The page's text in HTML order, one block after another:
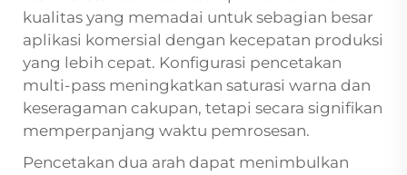
kualitas yang memadai untuk sebagian besar
aplikasi komersial dengan kecepatan produksi
yang lebih cepat. Konfigurasi pencetakan
multi-pass meningkatkan saturasi warna dan
keseragaman cakupan, tetapi secara signifikan
memperpanjang waktu pemrosesan.
Pencetakan dua arah dapat menimbulkan